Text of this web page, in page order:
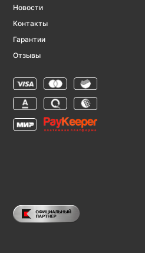
Новости
Контакты
Гарантии
Отзывы